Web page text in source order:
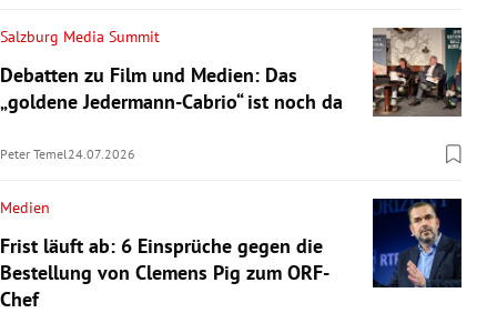
Salzburg Media Summit
Debatten zu Film und Medien: Das
„goldene Jedermann-Cabrio“ ist noch da
Peter Temel24.07.2026
Medien
Frist läuft ab: 6 Einsprüche gegen die
Bestellung von Clemens Pig zum ORF-
Chef